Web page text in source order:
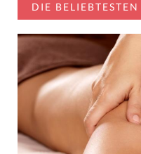
DIE BELIEBTESTEN